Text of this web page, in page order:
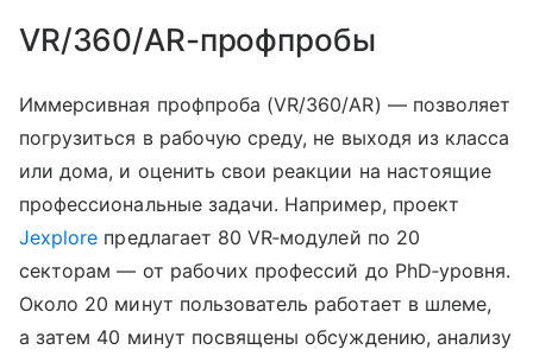
VR/360/AR-профпробы
Иммерсивная профпроба (VR/360/AR) — позволяет
погрузиться в рабочую среду, не выходя из класса
или дома, и оценить свои реакции на настоящие
профессиональные задачи. Например, проект
Jexplore предлагает 80 VR‑модулей по 20
секторам — от рабочих профессий до PhD‑уровня.
Около 20 минут пользователь работает в шлеме,
а затем 40 минут посвящены обсуждению, анализу